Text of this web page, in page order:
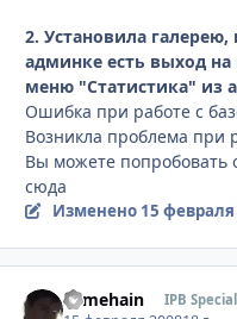
2. Установила
админке есть выход
меню "Статистика" из
Ошибка при работе с
Возникла проблема при
Вы можете попробовать
сюда
Изменено 15 февраля
somehain IPB